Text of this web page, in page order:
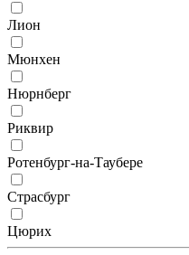
Лион
Мюнхен
Нюрнберг
Риквир
Ротенбург-на-Таубере
Страсбург
Цюрих